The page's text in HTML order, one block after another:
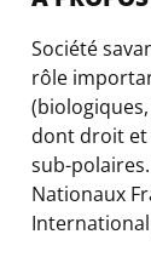
Société
rôle
dont droit et
sub-polaires.
Nationaux